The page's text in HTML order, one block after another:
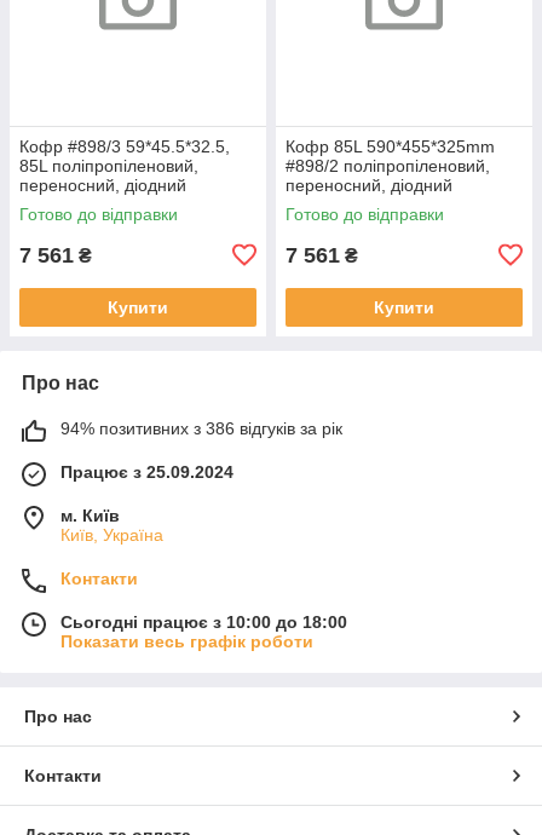
Кофр #898/3 59*45.5*32.5,
85L поліпропіленовий,
переносний, діодний
габарит+стоп-сигнал "LIPAI",
RY-011338
Готово до відправки
7 561 ₴
Купити
Кофр 85L 590*455*325mm
#898/2 поліпропіленовий,
переносний, діодний
габарит+стоп-сигнал "LIPAI",
RY-013470
Готово до відправки
7 561 ₴
Купити
Про нас
94% позитивних з 386 відгуків за рік
Працює з 25.09.2024
м. Київ
Київ, Україна
Контакти
Сьогодні працює з 10:00 до 18:00
Показати весь графік роботи
Про нас
Контакти